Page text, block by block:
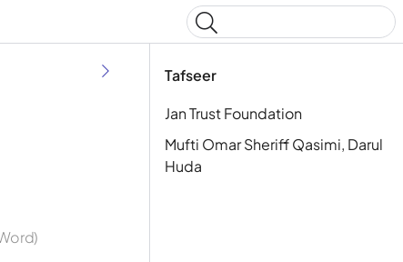
Tafseer
Jan Trust Foundation
Mufti Omar Sheriff Qasimi, Darul
Huda